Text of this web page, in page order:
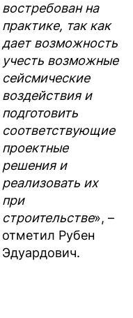
востребован на
практике, так как
дает возможность
учесть возможные
сейсмические
воздействия и
подготовить
соответствующие
проектные
решения и
реализовать их
при
строительстве», –
отметил Рубен
Эдуардович.